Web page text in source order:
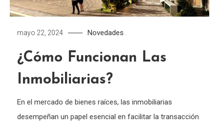
mayo 22, 2024 Novedades
¿Cómo Funcionan Las
Inmobiliarias?
En el mercado de bienes raíces, las inmobiliarias
desempeñan un papel esencial en facilitar la transacción